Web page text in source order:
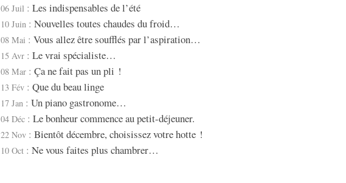
06 Juil : Les indispensables de l’été
10 Juin: Nouvelles toutes chaudes du froid…
08 Mai : Vous allez être soufflés par l’aspiration…
15 Avr: Le vrai spécialiste…
08 Mar: Ça ne fait pas un pli !
13 Fév: Que du beau linge
17 Jan: Un piano gastronome…
04 Déc: Le bonheur commence au petit-déjeuner.
22 Nov: Bientôt décembre, choisissez votre hotte !
10 Oct: Ne vous faites plus chambrer…